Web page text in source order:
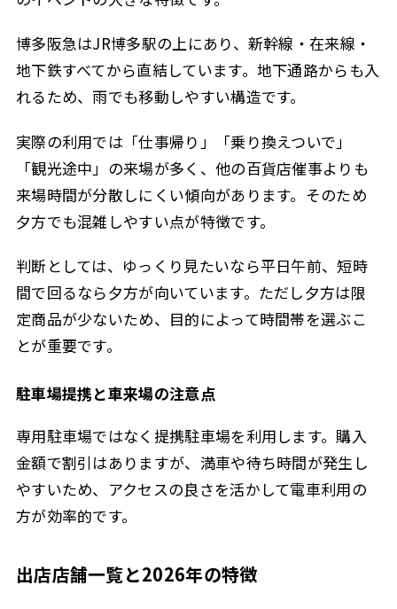
博多阪急はJR博多駅の上にあり、新幹線・在来線・
地下鉄すべてから直結しています。地下通路からも入
れるため、雨でも移動しやすい構造です。
実際の利用では「仕事帰り」「乗り換えついで」
「観光途中」の来場が多く、他の百貨店催事よりも
来場時間が分散しにくい傾向があります。そのため
夕方でも混雑しやすい点が特徴です。
判断としては、ゆっくり見たいなら平日午前、短時
間で回るなら夕方が向いています。ただし夕方は限
定商品が少ないため、目的によって時間帯を選ぶこ
とが重要です。
駐車場提携と車来場の注意点
専用駐車場ではなく提携駐車場を利用します。購入
金額で割引はありますが、満車や待ち時間が発生し
やすいため、アクセスの良さを活かして電車利用の
方が効率的です。
出店店舗一覧と2026年の特徴